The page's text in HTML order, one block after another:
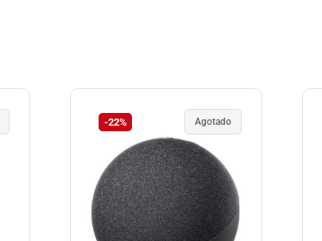
-22% Agotado